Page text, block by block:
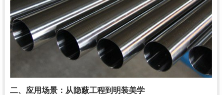
二、应用场景：从隐蔽工程到明装美学